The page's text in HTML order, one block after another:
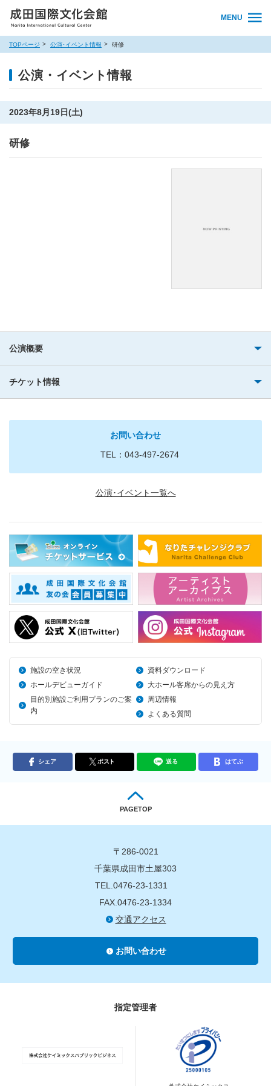
MENU
TOPページ 公演･イベント情報 研修
公演・イベント情報
2023年8月19日(土)
研修
公演概要
チケット情報
お問い合わせ
TEL：043-497-2674
公演･イベント一覧へ
施設の空き状況
資料ダウンロード
ホールデビューガイド
大ホール客席からの見え方
目的別施設ご利用プランのご案
内
周辺情報
よくある質問
シェア ポスト 送る はてぶ
PAGETOP
〒286-0021
千葉県成田市土屋303
TEL.0476-23-1331
FAX.0476-23-1334
交通アクセス
お問い合わせ
指定管理者